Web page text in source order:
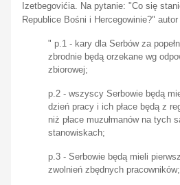
Izetbegovićia. Na pytanie: "Co się
Republice Bośni i Hercegowinie?"
" p.1-kary dla Serbów za
zbrodnie będą orzekane wg
zbiorowej;
p.2 -wszyscy Serbowie będą
dzień pracy i ich płace będą z
niż płace muzułmanów na tych
stanowiskach;
p.3 - Serbowie będą mieli
zwolnień zbędnych pracowników;